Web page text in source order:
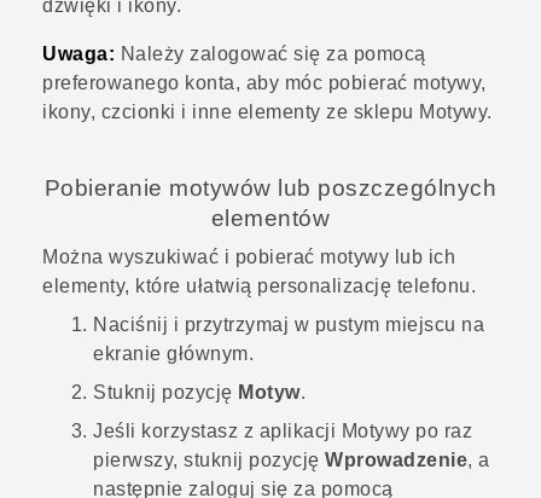
dźwięki i ikony.
Uwaga: Należy zalogować się za pomocą
preferowanego konta, aby móc pobierać motywy,
ikony, czcionki i inne elementy ze sklepu Motywy.
Pobieranie motywów lub poszczególnych
elementów
Można wyszukiwać i pobierać motywy lub ich
elementy, które ułatwią personalizację telefonu.
Naciśnij i przytrzymaj w pustym miejscu na
ekranie głównym.
Stuknij pozycję Motyw.
Jeśli korzystasz z aplikacji Motywy po raz
pierwszy, stuknij pozycję Wprowadzenie, a
następnie zaloguj się za pomocą